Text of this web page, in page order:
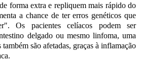
forma extra e repliquem mais rápido do
a chance de ter erros genéticos que
Os pacientes celíacos podem ser
delgado ou mesmo linfoma, uma
são afetadas, graças à inflamação